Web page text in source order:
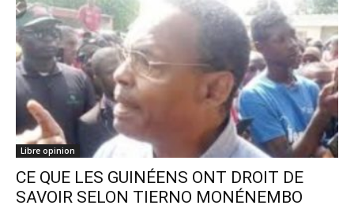
Libre opinion
CE QUE LES GUINÉENS ONT DROIT DE
SAVOIR SELON TIERNO MONÉNEMBO